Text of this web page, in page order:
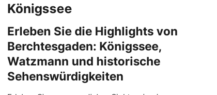
Königssee
Erleben Sie die Highlights von
Berchtesgaden: Königssee,
Watzmann und historische
Sehenswürdigkeiten